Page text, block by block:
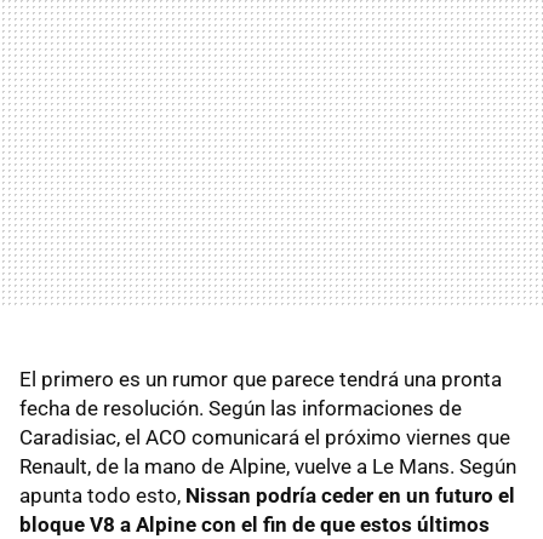
El primero es un rumor que parece tendrá una pronta
fecha de resolución. Según las informaciones de
Caradisiac, el ACO comunicará el próximo viernes que
Renault, de la mano de Alpine, vuelve a Le Mans. Según
apunta todo esto, Nissan podría ceder en un futuro el
bloque V8 a Alpine con el fin de que estos últimos